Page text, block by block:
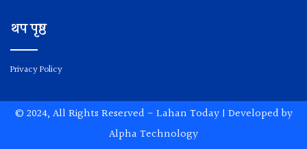
थप पृष्ठ
Privacy Policy
© 2024, All Rights Reserved - Lahan Today| Developed by
Alpha Technology